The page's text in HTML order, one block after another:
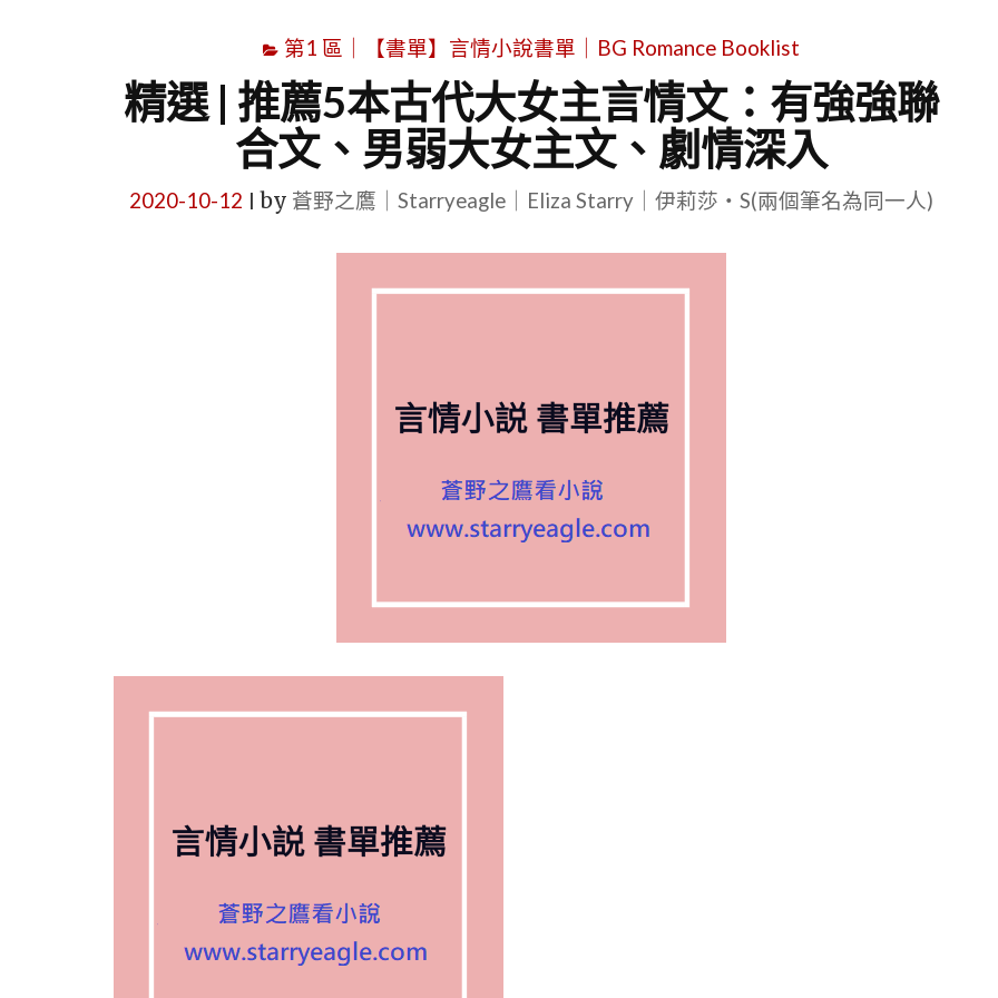
第1 區｜【書單】言情小說書單｜BG Romance Booklist
精選 | 推薦5本古代大女主言情文：有強強聯
合文、男弱大女主文、劇情深入
2020-10-12 by 蒼野之鷹｜Starryeagle｜Eliza Starry｜伊莉莎・S(兩個筆名為同一人)